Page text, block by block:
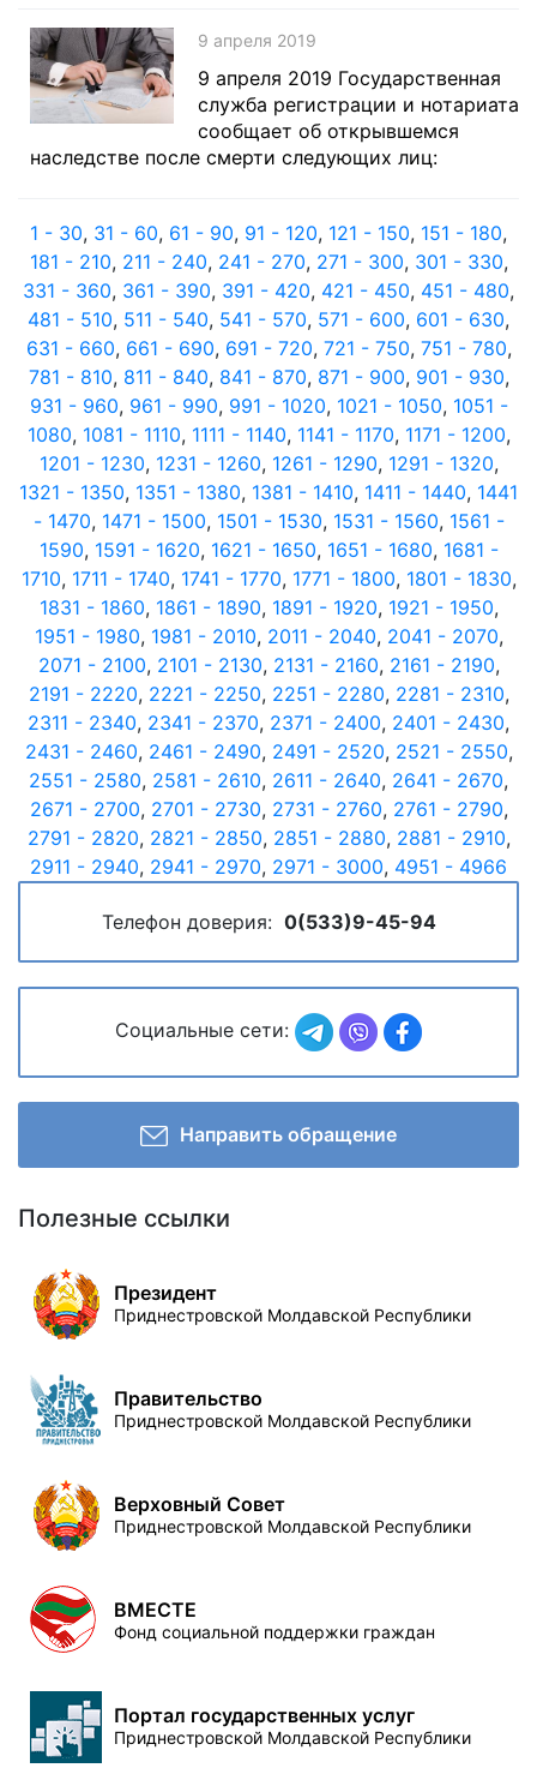
9 апреля 2019
9 апреля 2019 Государственная
служба регистрации и нотариата
сообщает об открывшемся
наследстве после смерти следующих лиц:
1 - 30, 31 - 60, 61 - 90, 91 - 120, 121 - 150, 151 - 180,
181 - 210, 211 - 240, 241 - 270, 271 - 300, 301 - 330,
331 - 360, 361 - 390, 391 - 420, 421 - 450, 451 - 480,
481 - 510, 511 - 540, 541 - 570, 571 - 600, 601 - 630,
631 - 660, 661 - 690, 691 - 720, 721 - 750, 751 - 780,
781 - 810, 811 - 840, 841 - 870, 871 - 900, 901 - 930,
931 - 960, 961 - 990, 991 - 1020, 1021 - 1050, 1051 -
1080, 1081 - 1110, 1111 - 1140, 1141 - 1170, 1171 - 1200,
1201 - 1230, 1231 - 1260, 1261 - 1290, 1291 - 1320,
1321 - 1350, 1351 - 1380, 1381 - 1410, 1411 - 1440, 1441
- 1470, 1471 - 1500, 1501 - 1530, 1531 - 1560, 1561 -
1590, 1591 - 1620, 1621 - 1650, 1651 - 1680, 1681 -
1710, 1711 - 1740, 1741 - 1770, 1771 - 1800, 1801 - 1830,
1831 - 1860, 1861 - 1890, 1891 - 1920, 1921 - 1950,
1951 - 1980, 1981 - 2010, 2011 - 2040, 2041 - 2070,
2071 - 2100, 2101 - 2130, 2131 - 2160, 2161 - 2190,
2191 - 2220, 2221 - 2250, 2251 - 2280, 2281 - 2310,
2311 - 2340, 2341 - 2370, 2371 - 2400, 2401 - 2430,
2431 - 2460, 2461 - 2490, 2491 - 2520, 2521 - 2550,
2551 - 2580, 2581 - 2610, 2611 - 2640, 2641 - 2670,
2671 - 2700, 2701 - 2730, 2731 - 2760, 2761 - 2790,
2791 - 2820, 2821 - 2850, 2851 - 2880, 2881 - 2910,
2911 - 2940, 2941 - 2970, 2971 - 3000, 4951 - 4966
Телефон доверия: 0(533)9-45-94
Социальные сети:
Направить обращение
Полезные ссылки
Президент
Приднестровской Молдавской Республики
Правительство
Приднестровской Молдавской Республики
Верховный Совет
Приднестровской Молдавской Республики
ВМЕСТЕ
Фонд социальной поддержки граждан
Портал государственных услуг
Приднестровской Молдавской Республики